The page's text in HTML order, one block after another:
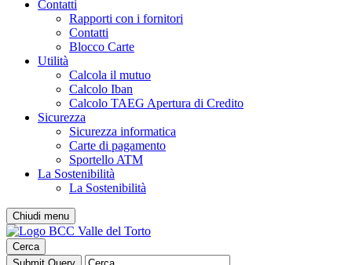
Contatti
Rapporti con i fornitori
Contatti
Blocco Carte
Utilità
Calcola il mutuo
Calcolo Iban
Calcolo TAEG Apertura di Credito
Sicurezza
Sicurezza informatica
Carte di pagamento
Sportello ATM
La Sostenibilità
La Sostenibilità
Chiudi menu
Cerca